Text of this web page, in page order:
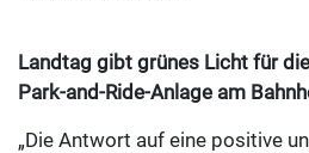
Landtag gibt grünes Licht für
Park-and-Ride-Anlage am
„Die Antwort auf eine positive